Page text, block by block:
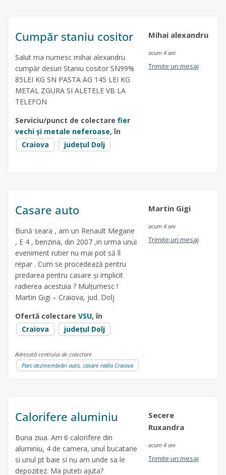
Cumpăr staniu cositor
Salut ma numesc mihai alexandru
cumpăr desuri Staniu cositor SN99%
85LEI KG SN PASTA AG 145 LEI KG
METAL ZGURA SI ALETELE VB LA
TELEFON
Serviciu/punct de colectare fier
vechi și metale neferoase, în
Craiova
județul Dolj
Mihai alexandru
acum 4 ani
Trimite un mesaj
Casare auto
Bună seara , am un Renault Megane
, E 4 , benzina, din 2007 ,in urma unui
eveniment rutier nu mai pot să îl
repar . Cum se procedează pentru
predarea pentru casare și implicit
radierea acestuia ? Mulțumesc !
Martin Gigi – Craiova, jud. Dolj
Ofertă colectare VSU, în
Craiova
județul Dolj
Martin Gigi
acum 4 ani
Trimite un mesaj
Adresată centrului de colectare
Parc dezmembrări auto, casare rabla Craiova
Calorifere aluminiu
Buna ziua. Am 6 calorifere din
aluminiu, 4 de camera, unul bucatarie
si unul pt baie si nu am unde sa le
depozitez. Ma puteti ajuta?
Secere
Ruxandra
acum 4 ani
Trimite un mesaj